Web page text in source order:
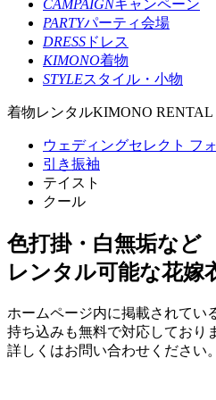
CAMPAIGNキャンペーン
PARTYパーティ会場
DRESS ドレス
KIMONO着物
STYLEスタイル・小物
着物レンタルKIMONO RENTAL
ウェディングセレクト フ
引き振袖
テイスト
クール
色打掛・白無垢など
レンタル可能な花嫁
ホームページ内に掲載されてい
持ち込みも無料で対応しており
詳しくはお問い合わせください。